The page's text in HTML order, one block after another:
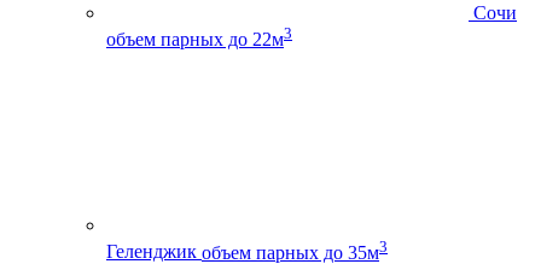
Сочи
объем парных до 22м3
Геленджик объем парных до 35м3